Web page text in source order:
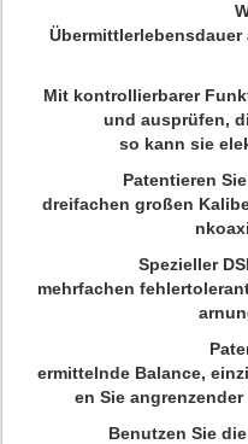
Mit kontrollierbarer
und ausprüfen,
so kann sie
Patentieren
dreifachen großen
Spezieller
mehrfachen
ermittelnde Balance,
en Sie
Benutzen Sie